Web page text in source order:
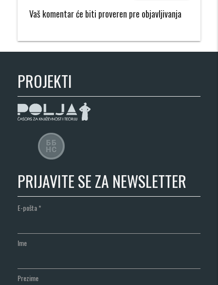
Vaš komentar će biti proveren pre objavljivanja
PROJEKTI
PRIJAVITE SE ZA NEWSLETTER
E-pošta*
Ime
Prezime